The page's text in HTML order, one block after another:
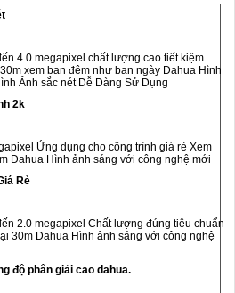
4.0 megapixel chất lượng cao tiết kiệm
xem ban đêm như ban ngày Dahua Hình
Ảnh sắc nét Dễ Dàng Sử Dụng
2k
Ứng dụng cho công trình giá rẻ Xem
Dahua Hình ảnh sáng với công nghệ mới
Rẻ
2.0 megapixel Chất lượng đúng tiêu chuẩn
30m Dahua Hình ảnh sáng với công nghệ
độ phân giải cao dahua.